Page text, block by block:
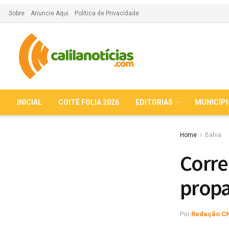
Sobre Anuncie Aqui Política de Privacidade
INICIAL COITÉ FOLIA 2026 EDITORIAS
Home Bahia
Por Redação